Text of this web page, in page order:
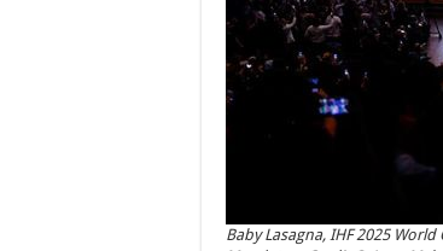
Baby Lasagna, IHF 2025